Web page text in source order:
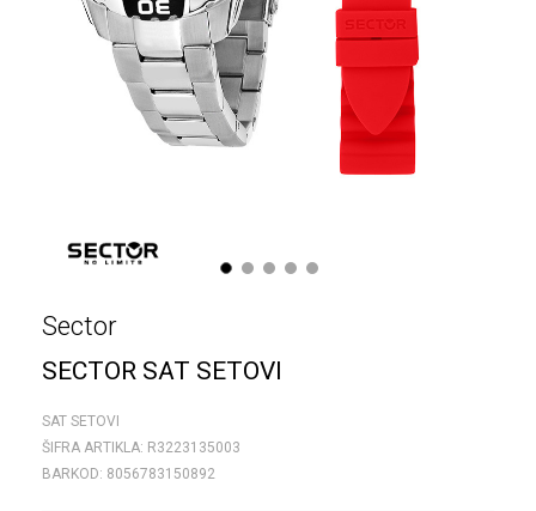
1 2 3 4 5
Sector
SECTOR SAT SETOVI
SAT SETOVI
ŠIFRA ARTIKLA: R3223135003
BARKOD: 8056783150892